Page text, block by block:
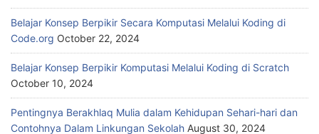
Belajar Konsep Berpikir Secara Komputasi Melalui Koding di
Code.org October 22, 2024
Belajar Konsep Berpikir Komputasi Melalui Koding di Scratch
October 10, 2024
Pentingnya Berakhlaq Mulia dalam Kehidupan Sehari-hari dan
Contohnya Dalam Linkungan Sekolah August 30, 2024